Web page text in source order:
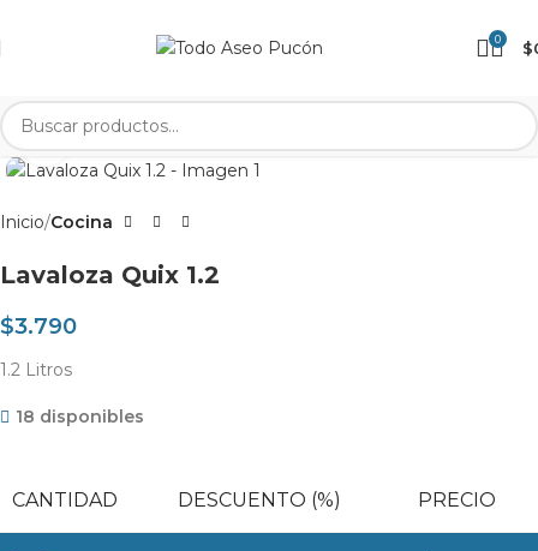
0 $
Clic para agrandar
Inicio Cocina
Lavaloza Quix 1.2
$3.790
1.2 Litros
18 disponibles
CANTIDAD DESCUENTO (%) PRECIO